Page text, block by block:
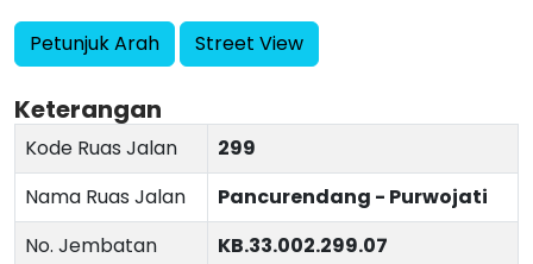
Petunjuk Arah Street View
Keterangan
Kode Ruas Jalan
299
Nama Ruas Jalan
Pancurendang - Purwojati
No. Jembatan
KB.33.002.299.07